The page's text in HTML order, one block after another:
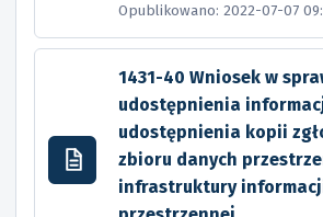
Opublikowano: 2022-07-07
1431-40 Wniosek w
udostępnienia
udostępnienia kopii
zbioru danych
infrastruktury